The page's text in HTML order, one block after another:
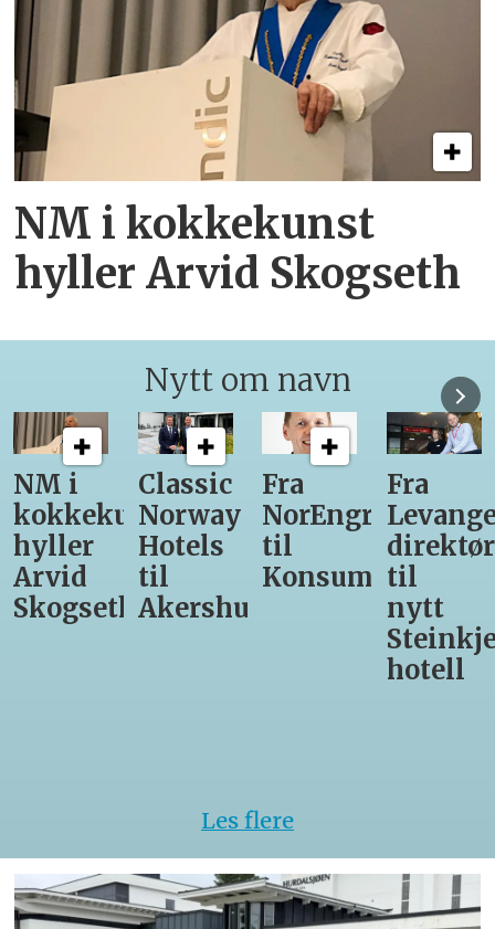
NM i kokkekunst
hyller Arvid Skogseth
Nytt om navn
Classic
Norway
Hotels
til
Akershus
Fra
NorEngros
til
Konsumgruppen
Fra
Levanger-
direktør
til
Steinkjer-
12
får
være
med
Asko
Les flere